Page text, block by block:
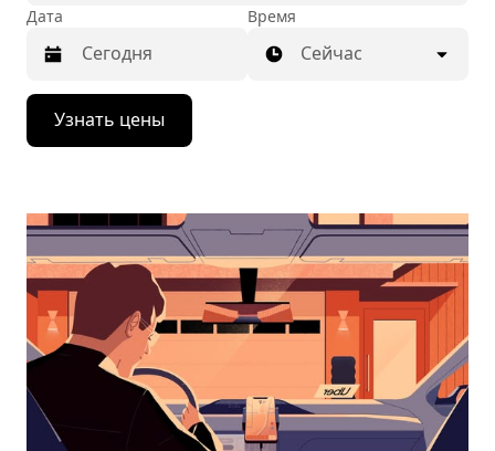
Дата
Нажмите
стрелку
вниз,
календарю
выбрать
дату.
Чтобы
закрыть
календарь,
нажмите
Esc.
Время
Сейчас
Узнать цены